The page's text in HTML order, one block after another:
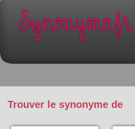
Trouver le synonyme de